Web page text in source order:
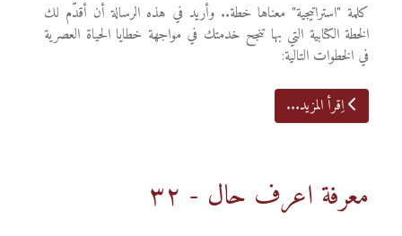
كلمة "استراتيجية" معناها خطة.. وأريد في هذه الرسالة أن أقدّم لك
الخطة الكتابية التي بها تنجح خدمتك في مواجهة خطايا الحياة العصرية
في الخطوات التالية:
اِقرأ المزيد...
معرفة اعرف حال - ٣٢